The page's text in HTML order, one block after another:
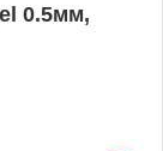
0.5мм,